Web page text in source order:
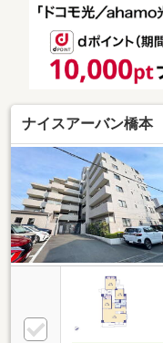
ンションです
ット飼育可。
ことが可能で
用のペット足
ナイスアーバン橋本